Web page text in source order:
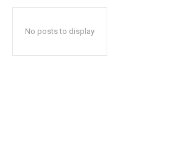
No posts to display